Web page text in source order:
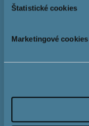
Štatistické cookies
Marketingové cookies
Строк виплати